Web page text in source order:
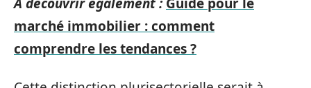
marché immobilier : comment
comprendre les tendances ?